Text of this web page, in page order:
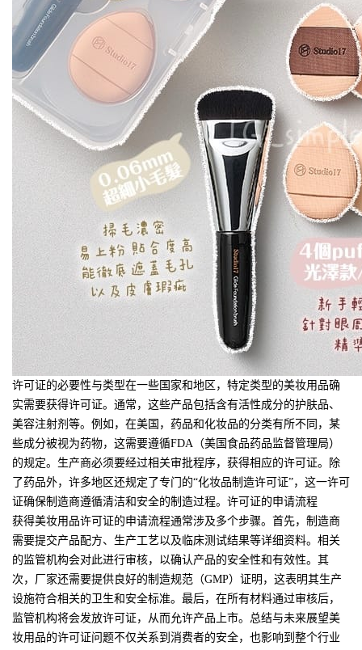
许可证的必要性与类型在一些国家和地区，特定类型的美妆用品确
实需要获得许可证。通常，这些产品包括含有活性成分的护肤品、
美容注射剂等。例如，在美国，药品和化妆品的分类有所不同，某
些成分被视为药物，这需要遵循FDA（美国食品药品监督管理局）
的规定。生产商必须要经过相关审批程序，获得相应的许可证。除
了药品外，许多地区还规定了专门的“化妆品制造许可证”，这一许可
证确保制造商遵循清洁和安全的制造过程。许可证的申请流程
获得美妆用品许可证的申请流程通常涉及多个步骤。首先，制造商
需要提交产品配方、生产工艺以及临床测试结果等详细资料。相关
的监管机构会对此进行审核，以确认产品的安全性和有效性。其
次，厂家还需要提供良好的制造规范（GMP）证明，这表明其生产
设施符合相关的卫生和安全标准。最后，在所有材料通过审核后，
监管机构将会发放许可证，从而允许产品上市。总结与未来展望美
妆用品的许可证问题不仅关系到消费者的安全，也影响到整个行业